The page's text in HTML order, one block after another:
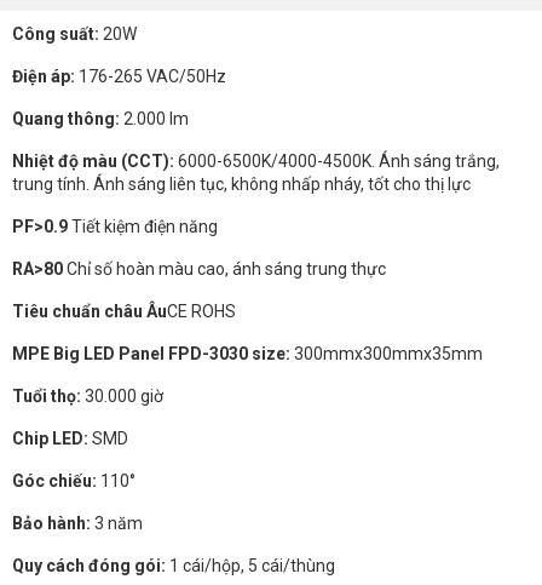
Công suất: 20W
Điện áp: 176-265 VAC/50Hz
Quang thông: 2.000 lm
Nhiệt độ màu (CCT): 6000-6500K/4000-4500K. Ánh sáng trắng,
trung tính. Ánh sáng liên tục, không nhấp nháy, tốt cho thị lực
PF>0.9Tiết kiệm điện năng
RA>80Chỉ số hoàn màu cao, ánh sáng trung thực
Tiêu chuẩn châu ÂuCE ROHS
MPE Big LED Panel FPD-3030 size: 300mmx300mmx35mm
Tuổi thọ: 30.000 giờ
Chip LED: SMD
Góc chiếu: 110°
Bảo hành: 3 năm
Quy cách đóng gói: 1 cái/hộp, 5 cái/thùng